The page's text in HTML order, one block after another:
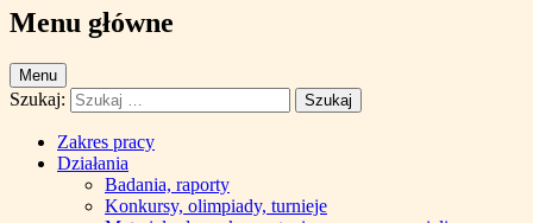
Menu główne
Menu
Szukaj:
Zakres pracy
Działania
Badania, raporty
Konkursy, olimpiady, turnieje